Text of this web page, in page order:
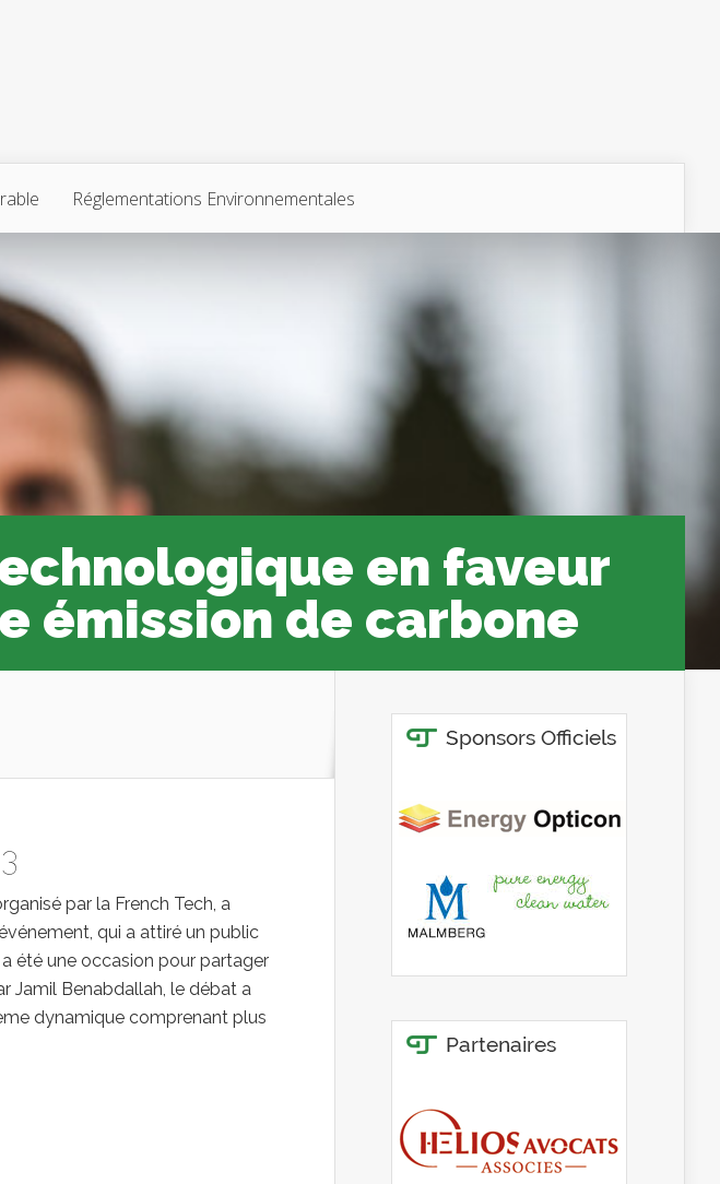
Réglementations Environnementales
en faveur
émission de carbone
par la French Tech, a
qui a attiré un public
a été une occasion pour partager
Jamil Benabdallah, le débat a
dynamique comprenant plus